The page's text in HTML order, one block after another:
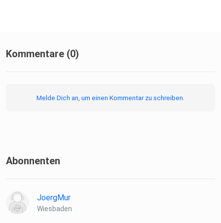
Kommentare (0)
Melde Dich an, um einen Kommentar zu schreiben.
Abonnenten
JoergMur
Wiesbaden